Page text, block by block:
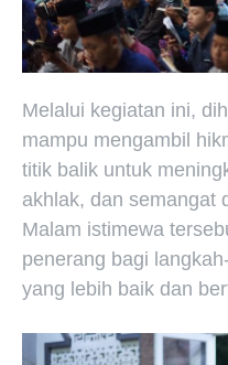
Melalui kegiatan ini,
mampu mengambil
titik balik untuk
akhlak, dan semangat
Malam istimewa
penerang bagi
yang lebih baik dan